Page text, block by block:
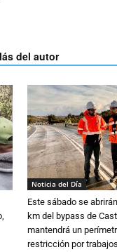
del autor
Noticia del Día
Este sábado se
km del bypass de
mantendrá un
restricción por